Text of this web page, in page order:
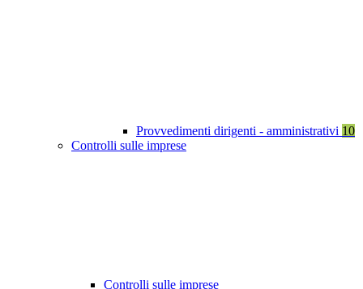
Provvedimenti dirigenti - amministrativi 10
Controlli sulle imprese
Controlli sulle imprese